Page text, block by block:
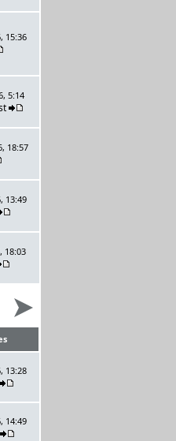
15:36
5:14
18:57
13:49
18:03
13:28
14:49